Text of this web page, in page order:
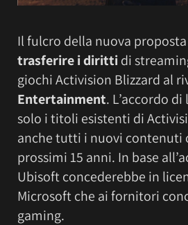
Il fulcro della nuova
trasferire i dirittidi
giochi Activision Blizzard al
Entertainment. L’accordo
solo i titoli esistenti di
anche tutti i nuovi contenuti
prossimi 15 anni. In base
Ubisoft concederebbe in
Microsoft che ai fornitori
gaming.